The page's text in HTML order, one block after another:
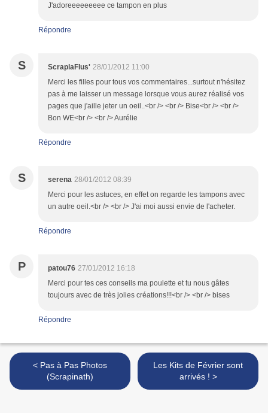
J'adoreeeeeeeee ce tampon en plus
Répondre
S ScraplaFlus' 28/01/2012 11:00
Merci les filles pour tous vos commentaires...surtout n'hésitez
pas à me laisser un message lorsque vous aurez réalisé vos
pages que j'aille jeter un oeil..<br /> <br /> Bise<br /> <br />
Bon WE<br /> <br /> Aurélie
Répondre
S serena 28/01/2012 08:39
Merci pour les astuces, en effet on regarde les tampons avec
un autre oeil.<br /> <br /> J'ai moi aussi envie de l'acheter.
Répondre
P patou76 27/01/2012 16:18
Merci pour tes ces conseils ma poulette et tu nous gâtes
toujours avec de très jolies créations!!!<br /> <br /> bises
Répondre
< Pas à Pas Photos
(Scrapinath)
Les Kits de Février sont
arrivés ! >